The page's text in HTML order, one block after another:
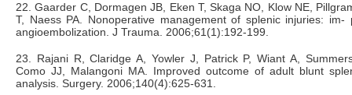
22. Gaarder C, Dormagen JB, Eken T, Skaga NO, Klow NE,
T, Naess PA. Nonoperative management of splenic injuries: im-
angioembolization. J Trauma. 2006;61(1):192-199.
23. Rajani R, Claridge A, Yowler J, Patrick P, Wiant A,
Como JJ, Malangoni MA. Improved outcome of adult blunt
analysis. Surgery. 2006;140(4):625-631.